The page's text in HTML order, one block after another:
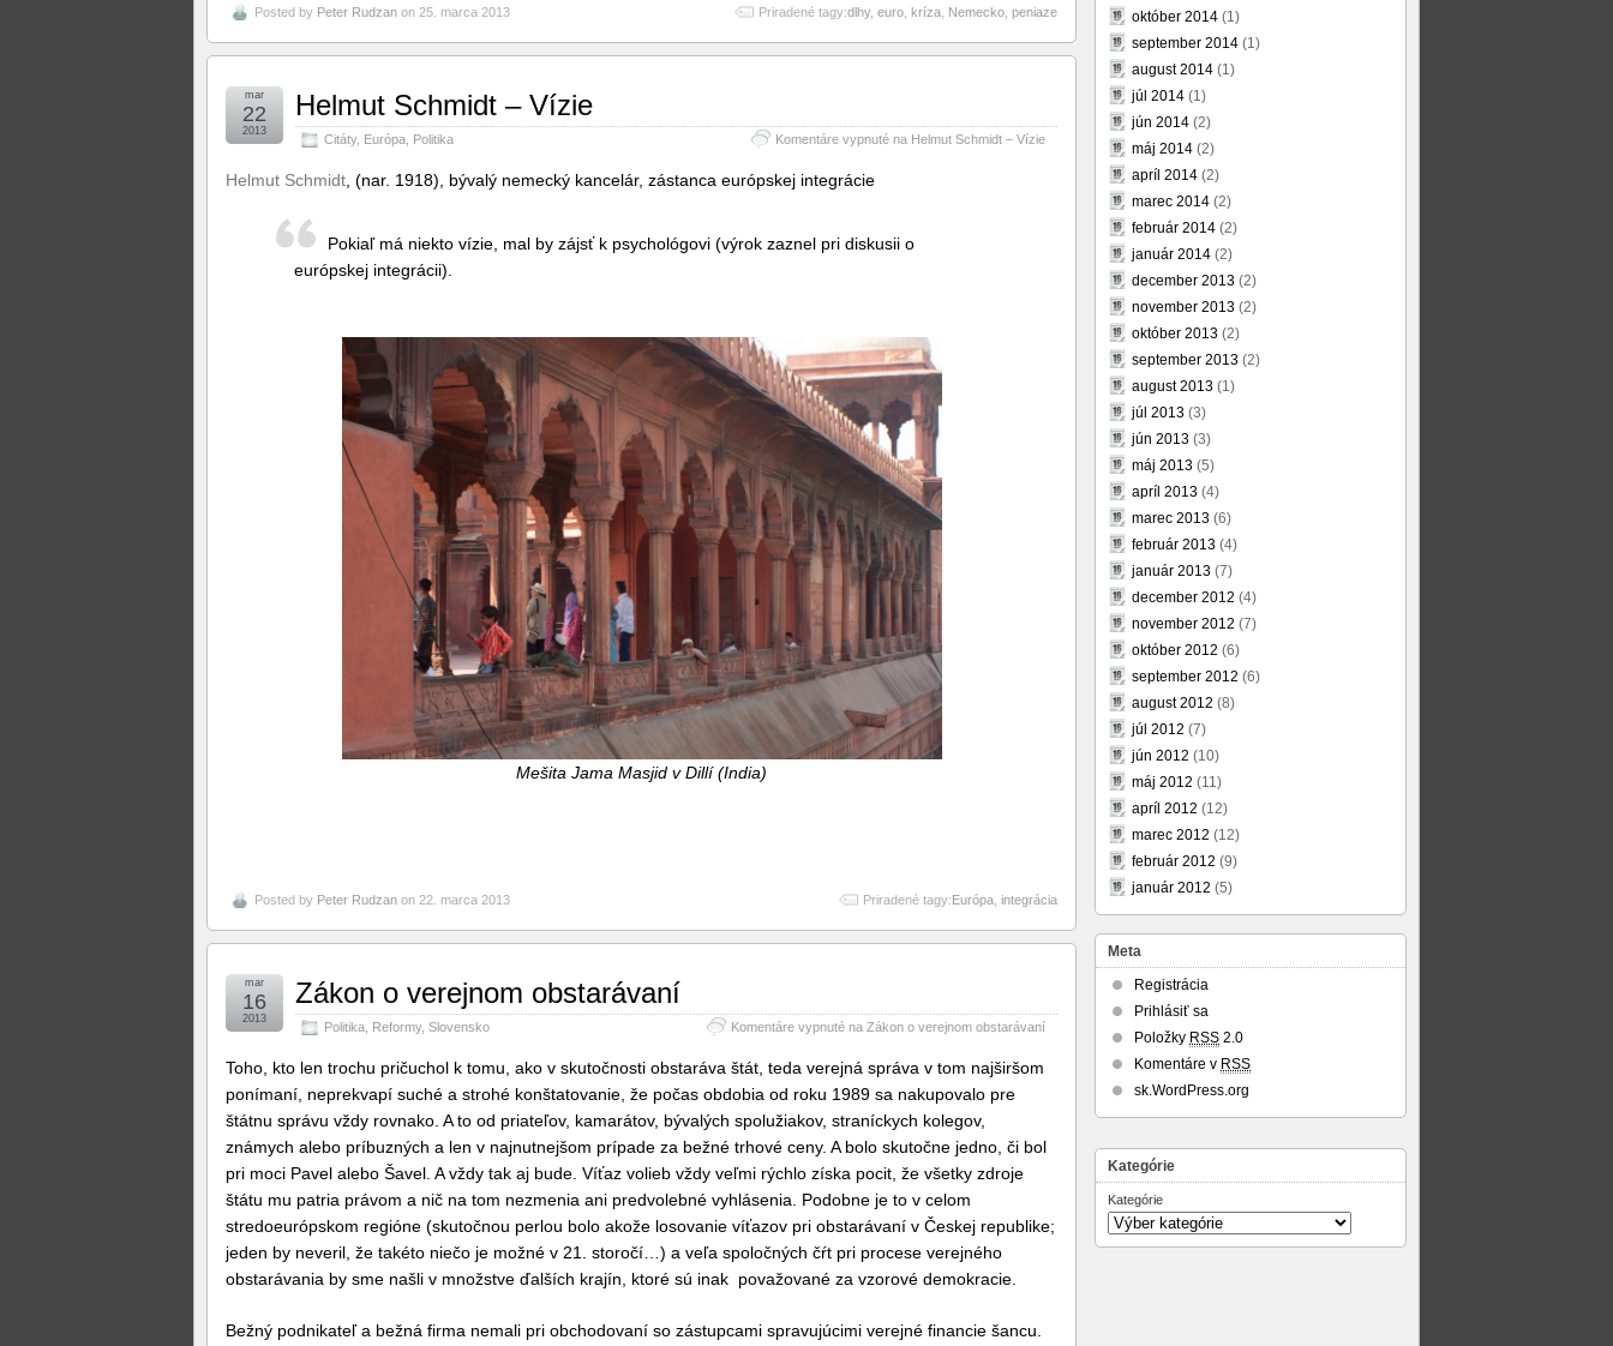
Posted by Peter Rudzan on 25. marca 2013 Priradené tagy:dlhy, euro kríza Nemecko peniaze
Helmut Schmidt – Vízie
Citáty, Európa Politika Komentáre vypnuté na Helmut Schmidt – Vízie
mar
22
2013
Helmut Schmidt , (nar. 1918), bývalý nemecký kancelár, zástanca európskej integrácie
Pokiaľ má niekto vízie, mal by zájsť k psychológovi (výrok zaznel pri diskusii o
európskej integrácii).
Mešita Jama Masjid v Dillí (India)
Posted by Peter Rudzan on 22. marca 2013 Priradené tagy: Európa integrácia
Zákon o verejnom obstarávaní
Politika Reformy, Slovensko Komentáre vypnuté na Zákon o verejnom obstarávaní
mar
16
2013
Toho, kto len trochu pričuchol k tomu, ako v skutočnosti obstaráva štát, teda verejná správa v tom najširšom
ponímaní, neprekvapí suché a strohé konštatovanie, že počas obdobia od roku 1989 sa nakupovalo pre
štátnu správu vždy rovnako. A to od priateľov, kamarátov, bývalých spolužiakov, straníckych kolegov,
známych alebo príbuzných a len v najnutnejšom prípade za bežné trhové ceny. A bolo skutočne jedno, či bol
pri moci Pavel alebo Šavel. A vždy tak aj bude. Víťaz volieb vždy veľmi rýchlo získa pocit, že všetky zdroje
štátu mu patria právom a nič na tom nezmenia ani predvolebné vyhlásenia. Podobne je to v celom
stredoeurópskom regióne (skutočnou perlou bolo akože losovanie víťazov pri obstarávaní v Českej republike;
jeden by neveril, že takéto niečo je možné v 21. storočí…) a veľa spoločných čŕt pri procese verejného
obstarávania by sme našli v množstve ďalších krajín, ktoré sú inak považované za vzorové demokracie.
Bežný podnikateľ a bežná firma nemali pri obchodovaní so zástupcami spravujúcimi verejné financie šancu.
október 2014 (1)
september 2014 (1)
august 2014 (1)
júl 2014 (1)
jún 2014 (2)
máj 2014 (2)
apríl 2014 (2)
marec 2014 (2)
február 2014 (2)
január 2014 (2)
december 2013 (2)
november 2013 (2)
október 2013 (2)
september 2013 (2)
august 2013 (1)
júl 2013 (3)
jún 2013 (3)
máj 2013 (5)
apríl 2013 (4)
marec 2013 (6)
február 2013 (4)
január 2013 (7)
december 2012 (4)
november 2012 (7)
október 2012 (6)
september 2012 (6)
august 2012 (8)
júl 2012 (7)
jún 2012 (10)
máj 2012 (11)
apríl 2012 (12)
marec 2012 (12)
február 2012 (9)
január 2012 (5)
Meta
Registrácia
Prihlásiť sa
Položky RSS 2.0
Komentáre v RSS
sk.WordPress.org
Kategórie
Kategórie